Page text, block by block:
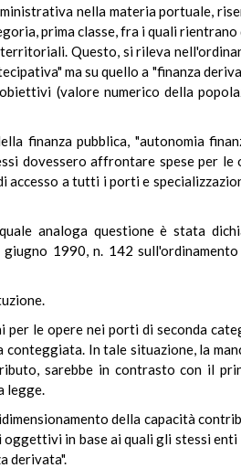
nella materia portuale,
prima classe, fra i quali rientrano
Questo, si rileva
ma su quello a "finanza
(valore numerico della
finanza pubblica, "autonomia
dovessero affrontare spese per le
accesso a tutti i porti e
analoga questione è stata
1990, n. 142
le opere nei porti di seconda
In tale situazione, la
sarebbe in contrasto con il
legge.
della capacità
in base ai quali gli stessi
derivata".